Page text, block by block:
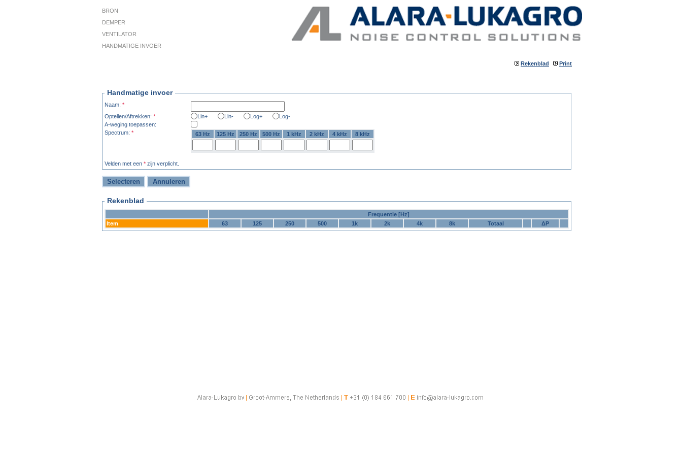
BRON
DEMPER
VENTILATOR
HANDMATIGE INVOER
Rekenblad Print
Handmatige invoer
Naam: *
Optellen/Aftrekken: * Lin+ Lin- Log+
Log-
A-weging toepassen:
Spectrum: * 63 Hz 125 Hz 250 Hz 500 Hz 1 kHz 2 kHz 4 kHz 8 kHz
Velden met een * zijn verplicht.
Rekenblad
Frequentie [Hz]
Item
63 125 250 500 1k 2k 4k 8k Totaal ΔP